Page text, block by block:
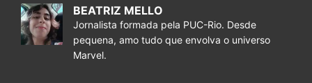
BEATRIZ MELLO
Jornalista formada pela PUC-Rio. Desde
pequena, amo tudo que envolva o universo
Marvel.